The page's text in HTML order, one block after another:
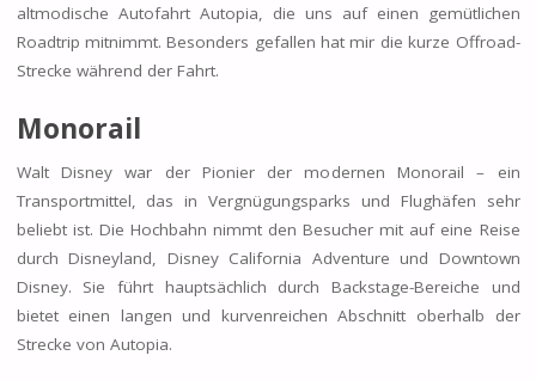
altmodische Autofahrt Autopia, die uns auf einen gemütlichen
Roadtrip mitnimmt. Besonders gefallen hat mir die kurze Offroad-
Strecke während der Fahrt.
Monorail
Walt Disney war der Pionier der modernen Monorail – ein
Transportmittel, das in Vergnügungsparks und Flughäfen sehr
beliebt ist. Die Hochbahn nimmt den Besucher mit auf eine Reise
durch Disneyland, Disney California Adventure und Downtown
Disney. Sie führt hauptsächlich durch Backstage-Bereiche und
bietet einen langen und kurvenreichen Abschnitt oberhalb der
Strecke von Autopia.